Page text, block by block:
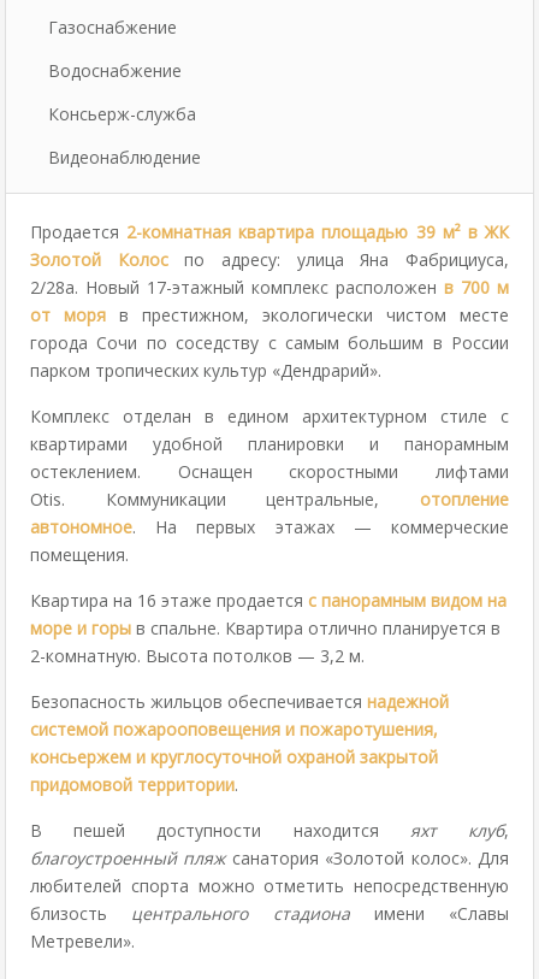
Газоснабжение
Водоснабжение
Консьерж-служба
Видеонаблюдение
Продается 2-комнатная квартира площадью 39 м² в ЖК
Золотой Колоспо адресу: улица Яна Фабрициуса,
2/28а. Новый 17-этажный комплекс расположен в 700 м
от моря в престижном, экологически чистом месте
города Сочи по соседству с самым большим в России
парком тропических культур «Дендрарий».
Комплекс отделан в едином архитектурном стиле с
квартирами удобной планировки и панорамным
остеклением. Оснащен скоростными лифтами
Otis. Коммуникации центральные, отопление
автономное. На первых этажах — коммерческие
помещения.
Квартира на 16 этаже продается с панорамным видом на
море и горы в спальне. Квартира отлично планируется в
2-комнатную. Высота потолков — 3,2 м.
Безопасность жильцов обеспечивается надежной
системой пожарооповещения и пожаротушения,
консьержем и круглосуточной охраной закрытой
придомовой территории.
В пешей доступности находится яхт клуб,
благоустроенный пляжсанатория «Золотой колос». Для
любителей спорта можно отметить непосредственную
близость центрального стадионаимени «Славы
Метревели».